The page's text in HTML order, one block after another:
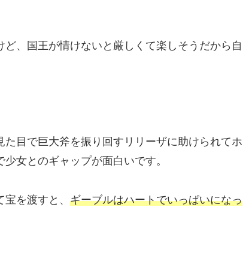
、国王が情けないと厳しくて楽しそうだから自
目で巨大斧を振り回すリリーザに助けられてホ
女とのギャップが面白いです。
を渡すと、 ギーブルはハートでいっぱいになっ